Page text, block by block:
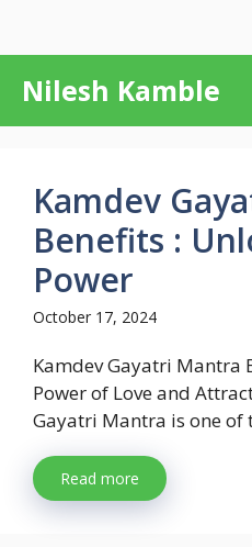
content
Nilesh Kamble
Kamdev
Benefits :
Power
October 17, 2024
Kamdev Gayatri Mantra
Power of Love and
Gayatri Mantra is one of
Read more